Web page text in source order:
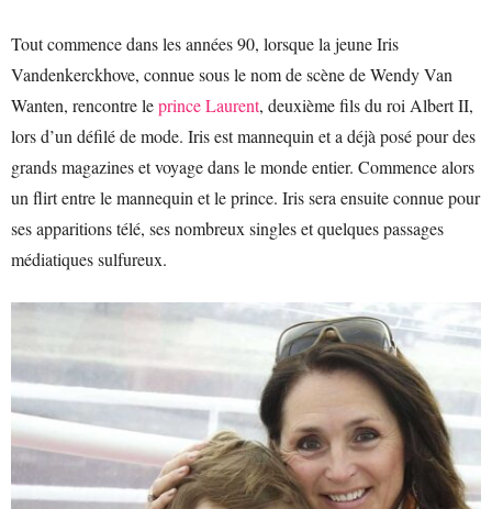
Tout commence dans les années 90, lorsque la jeune Iris
Vandenkerckhove, connue sous le nom de scène de Wendy Van
Wanten, rencontre leprince Laurent, deuxième fils du roi Albert II,
lors d’un défilé de mode. Iris est mannequin et a déjà posé pour des
grands magazines et voyage dans le monde entier. Commence alors
un flirt entre le mannequin et le prince. Iris sera ensuite connue pour
ses apparitions télé, ses nombreux singles et quelques passages
médiatiques sulfureux.